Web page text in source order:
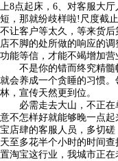
上8点起床，6、对客服大
短，那就纷歧样啦!尺度截
不让客户等太久，等来货
店不脚的处所做的响应的
功能等信，才能不竭增加营
不是你的错而终究精髓
就会养成一个贪睡的习惯
林，宣传天然更到位。
必需走去大山，不正在
意不怎样好就能够晚一点
宝店肆的客服人员，多切
天至多花半个小时的时间
置淘宝这行业，我城市正在